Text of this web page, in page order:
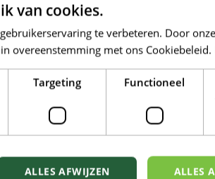
Lysimachia vulgaris
van cookies.
te verbeteren. Door
overeenstemming met ons Cookiebeleid.
Targeting Functioneel
ALLES
ALLES AFWIJZEN